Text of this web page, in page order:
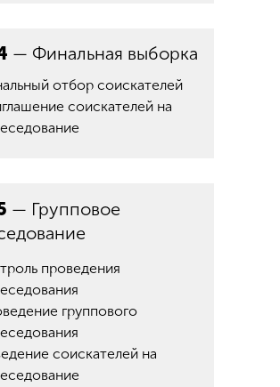
— Финальная выборка
отбор соискателей
соискателей на
— Групповое
проведения
группового
соискателей на